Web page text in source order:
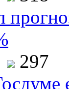
297